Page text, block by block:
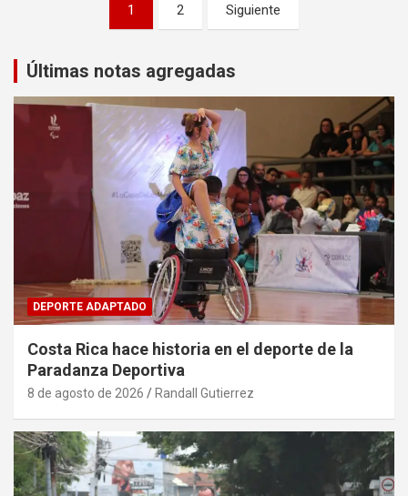
entradas
1 2 Siguiente
Últimas notas agregadas
DEPORTE ADAPTADO
Costa Rica hace historia en el deporte de la
Paradanza Deportiva
8 de agosto de 2026 Randall Gutierrez